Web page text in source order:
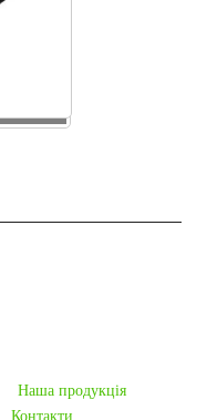
Наша продукцiя
Контакти